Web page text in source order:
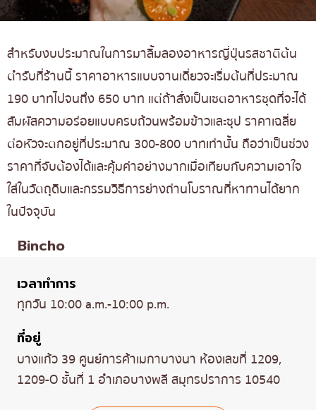
สำหรับงบประมาณในการมาลิ้มลองอาหารญี่ปุ่นรสชาติต้น
ตำรับที่ร้านนี้ ราคาอาหารแบบจานเดี่ยวจะเริ่มต้นที่ประมาณ
190 บาทไปจนถึง 650 บาท แต่ถ้าสั่งเป็นเซตอาหารชุดที่จะได้
สัมผัสความอร่อยแบบครบถ้วนพร้อมข้าวและซุป ราคาเฉลี่ย
ต่อหัวจะตกอยู่ที่ประมาณ 300-800 บาทเท่านั้น ถือว่าเป็นช่วง
ราคาที่จับต้องได้และคุ้มค่าอย่างมากเมื่อเทียบกับความเอาใจ
ใส่ในวัตถุดิบและกรรมวิธีการย่างถ่านโบราณที่หาทานได้ยาก
ในปัจจุบัน
Bincho
เวลาทำการ
ทุกวัน 10:00 a.m.-10:00 p.m.
ที่อยู่
บางแก้ว 39 ศูนย์การค้าเมกาบางนา ห้องเลขที่ 1209,
1209-O ชั้นที่ 1 อำเภอบางพลี สมุทรปราการ 10540